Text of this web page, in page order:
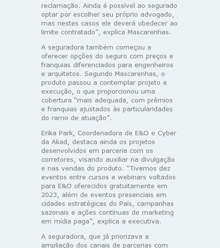
reclamação. Ainda é possível ao segurado
optar por escolher seu próprio advogado,
mas nestes casos ele deverá obedecer ao
limite contratado”, explica Mascarenhas.
A seguradora também começou a
oferecer opções do seguro com preços e
franquias diferenciados para engenheiros
e arquitetos. Segundo Mascarenhas, o
produto passou a contemplar projeto e
execução, o que proporcionou uma
cobertura “mais adequada, com prêmios
e franquias ajustados às particularidades
do ramo de atuação”.
Erika Park, Coordenadora de E&O e Cyber
da Akad, destaca ainda os projetos
desenvolvidos em parceria com os
corretores, visando auxiliar na divulgação
e nas vendas do produto. “Tivemos dez
eventos entre cursos e webinars voltados
para E&O oferecidos gratuitamente em
2023, além de eventos presenciais em
cidades estratégicas do País, campanhas
sazonais e ações contínuas de marketing
em mídia paga”, explica a executiva.
A seguradora, que já priorizava a
ampliação dos canais de parcerias com